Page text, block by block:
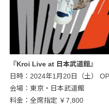
『Kroi Live at 日本武道館』
日時：2024年1月20日（土）
会場：東京・日本武道館
料金：全席指定 ￥7,800